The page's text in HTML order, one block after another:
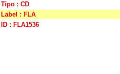
Tipo : CD
Label : FLA
ID : FLA1536